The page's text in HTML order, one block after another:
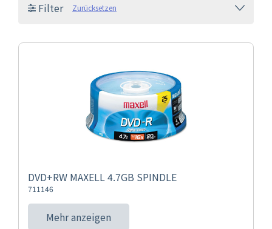
Filter Zurücksetzen
DVD+RW MAXELL 4.7GB SPINDLE
711146
Mehr anzeigen